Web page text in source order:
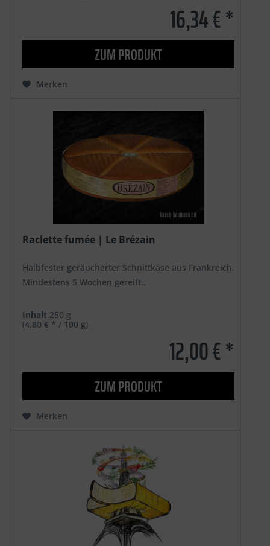
16,34 € *
ZUM PRODUKT
Merken
Raclette fumée | Le Brézain
Halbfester geräucherter Schnittkäse aus Frankreich.
Mindestens 5 Wochen gereift..
Inhalt 250 g
(4,80 € * / 100 g)
12,00 € *
ZUM PRODUKT
Merken